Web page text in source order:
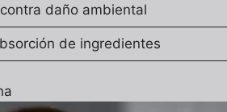
daño ambiental
de ingredientes